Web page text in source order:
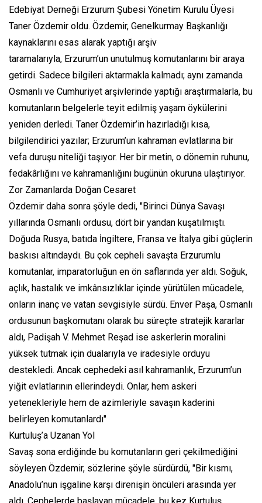
Edebiyat Derneği Erzurum Şubesi Yönetim Kurulu Üyesi
Taner Özdemir oldu. Özdemir, Genelkurmay Başkanlığı
kaynaklarını esas alarak yaptığı arşiv
taramalarıyla, Erzurum’un unutulmuş komutanlarını bir araya
getirdi. Sadece bilgileri aktarmakla kalmadı; aynı zamanda
Osmanlı ve Cumhuriyet arşivlerinde yaptığı araştırmalarla, bu
komutanların belgelerle teyit edilmiş yaşam öykülerini
yeniden derledi. Taner Özdemir’in hazırladığı kısa,
bilgilendirici yazılar; Erzurum’un kahraman evlatlarına bir
vefa duruşu niteliği taşıyor. Her bir metin, o dönemin ruhunu,
fedakârlığını ve kahramanlığını bugünün okuruna ulaştırıyor.
Zor Zamanlarda Doğan Cesaret
Özdemir daha sonra şöyle dedi, "Birinci Dünya Savaşı
yıllarında Osmanlı ordusu, dört bir yandan kuşatılmıştı.
Doğuda Rusya, batıda İngiltere, Fransa ve İtalya gibi güçlerin
baskısı altındaydı. Bu çok cepheli savaşta Erzurumlu
komutanlar, imparatorluğun en ön saflarında yer aldı. Soğuk,
açlık, hastalık ve imkânsızlıklar içinde yürütülen mücadele,
onların inanç ve vatan sevgisiyle sürdü. Enver Paşa, Osmanlı
ordusunun başkomutanı olarak bu süreçte stratejik kararlar
aldı, Padişah V. Mehmet Reşad ise askerlerin moralini
yüksek tutmak için dualarıyla ve iradesiyle orduyu
destekledi. Ancak cephedeki asıl kahramanlık, Erzurum’un
yiğit evlatlarının ellerindeydi. Onlar, hem askeri
yetenekleriyle hem de azimleriyle savaşın kaderini
belirleyen komutanlardı"
Kurtuluş’a Uzanan Yol
Savaş sona erdiğinde bu komutanların geri çekilmediğini
söyleyen Özdemir, sözlerine şöyle sürdürdü, "Bir kısmı,
Anadolu’nun işgaline karşı direnişin öncüleri arasında yer